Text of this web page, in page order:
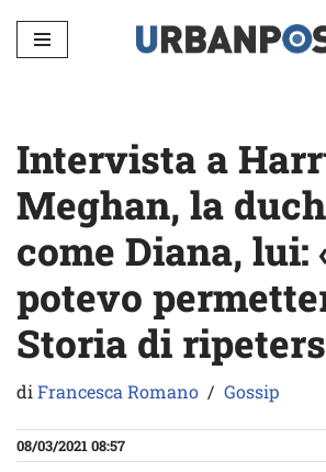
Vai
Intervista a
Meghan, la
come Diana, lui:
potevo
Storia di
diFrancesca Romano Gossip
08/03/2021 08:57